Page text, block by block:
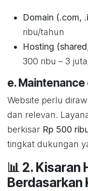
Domain (.com,
ribu/tahun
Hosting
300 ribu – 3
e.
Website perlu
dan relevan.
berkisar Rp 500
tingkat dukungan
📊 2. Kisaran
Berdasarkan